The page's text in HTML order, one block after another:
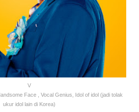
V
Face , Vocal Genius, Idol of idol (jadi tolak
ukur idol lain di Korea)